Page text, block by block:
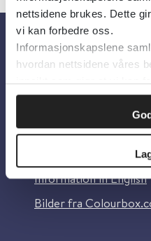
nettsidene brukes. Dette
vi kan forbedre oss.
Informasjonskapslene
hvordan nettsidene våres
innsikt som gjør at vi kan
Om oss
Personvern og
Information in English
Bilder fra